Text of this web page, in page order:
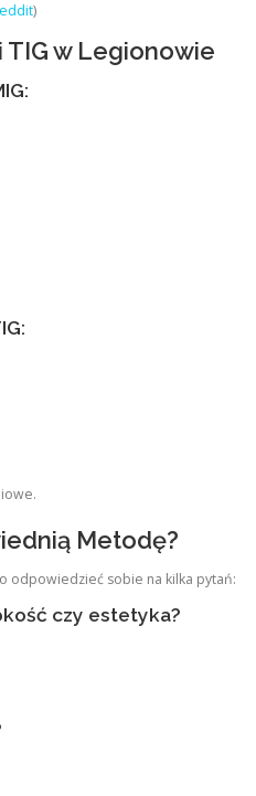
)
TIG w Legionowie
Metodę?
odpowiedzieć sobie na kilka pytań:
czy estetyka?